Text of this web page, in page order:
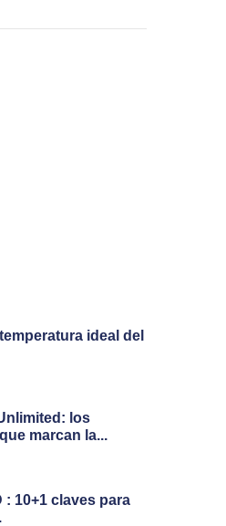
ideal del
los
marcan la...
: 10+1 claves para